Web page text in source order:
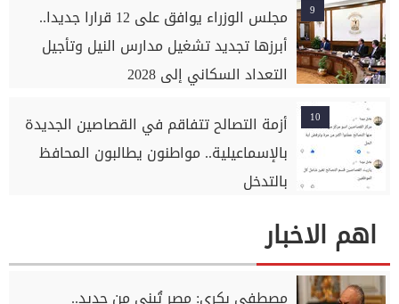
9
مجلس الوزراء يوافق على 12 قرارا جديدا..
أبرزها تجديد تشغيل مدارس النيل وتأجيل
التعداد السكاني إلى 2028
10
أزمة التصالح تتفاقم في القصاصين الجديدة
بالإسماعيلية.. مواطنون يطالبون المحافظ
بالتدخل
اهم الاخبار
مصطفى بكري: مصر تُبنى من جديد..